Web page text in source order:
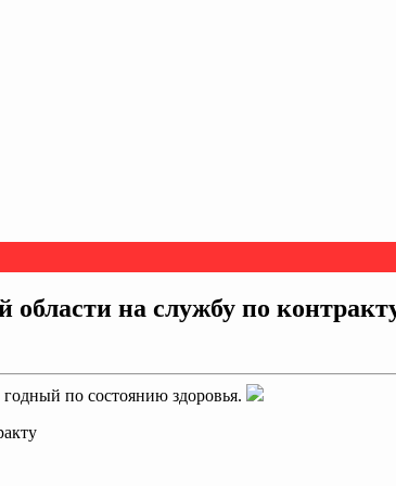
на службу по
по состоянию здоровья.